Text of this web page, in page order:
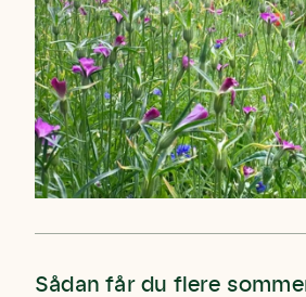
Sådan får du flere
eller brumbasse som
den.
Andet punkt
Humlebier bestøver
blomster og afgrøder i